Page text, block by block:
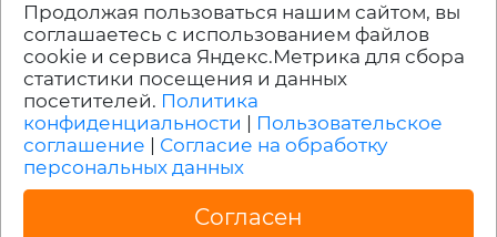
Политика конфиденциальности
Техподдержка
Вакансии
Пользовательское соглашение
УСЛУГИ ЛИЦЕНЗИРОВАНЫ. ИМЕЮТСЯ
ПРОТИВОПОКАЗАНИЯ. НЕОБХОДИМА
Продолжая пользоваться нашим сайтом, вы
соглашаетесь с использованием файлов
cookie и сервиса Яндекс.Метрика для сбора
статистики посещения и данных
посетителей. Политика
конфиденциальности
Пользовательское
соглашение
Согласие на обработку
персональных данных
Согласен